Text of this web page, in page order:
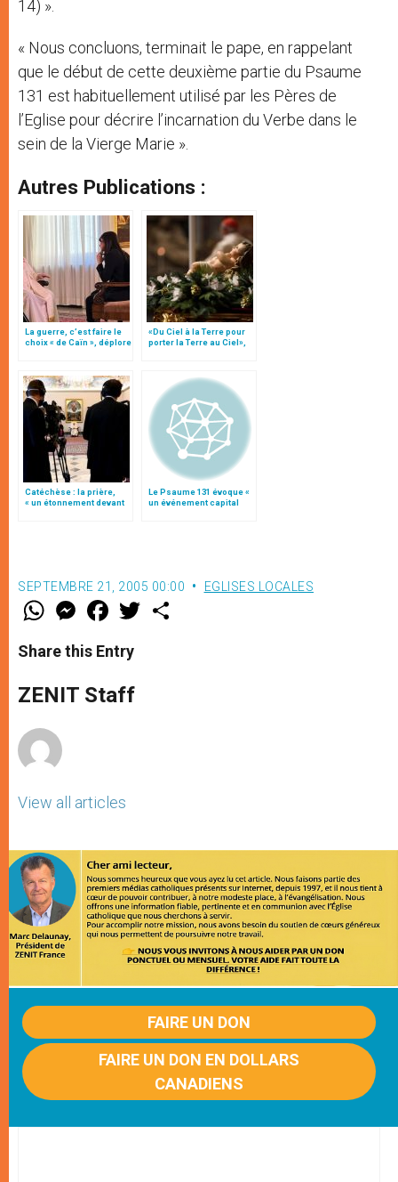
14) ».
« Nous concluons, terminait le pape, en rappelant
que le début de cette deuxième partie du Psaume
131 est habituellement utilisé par les Pères de
l’Eglise pour décrire l’incarnation du Verbe dans le
sein de la Vierge Marie ».
Autres Publications :
La guerre, c’est faire le
choix « de Caïn », déplore
«Du Ciel à la Terre pour
porter la Terre au Ciel»,
Catéchèse : la prière,
« un étonnement devant
Le Psaume 131 évoque «
un événement capital
SEPTEMBRE 21, 2005 00:00 EGLISES LOCALES
W
t
s
p
p
M
e
s
e
g
e
F
a
e
b
o
k
w
Share this Entry
ZENIT Staff
View all articles
FAIRE UN DON
FAIRE UN DON EN DOLLARS
CANADIENS